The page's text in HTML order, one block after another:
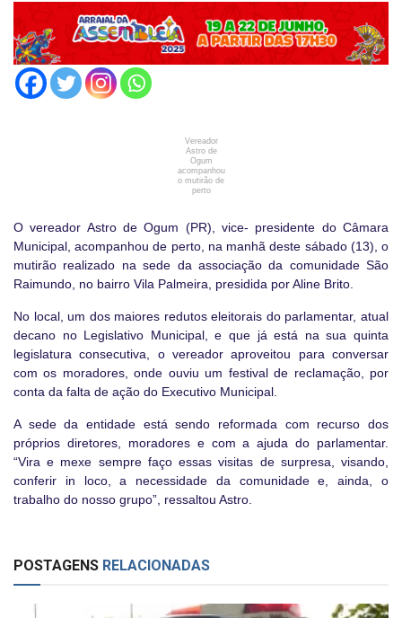
Vereador
Astro de
Ogum
acompanhou
o mutirão de
perto
O vereador Astro de Ogum (PR), vice- presidente do Câmara
Municipal, acompanhou de perto, na manhã deste sábado (13), o
mutirão realizado na sede da associação da comunidade São
Raimundo, no bairro Vila Palmeira, presidida por Aline Brito.
No local, um dos maiores redutos eleitorais do parlamentar, atual
decano no Legislativo Municipal, e que já está na sua quinta
legislatura consecutiva, o vereador aproveitou para conversar
com os moradores, onde ouviu um festival de reclamação, por
conta da falta de ação do Executivo Municipal.
A sede da entidade está sendo reformada com recurso dos
próprios diretores, moradores e com a ajuda do parlamentar.
“Vira e mexe sempre faço essas visitas de surpresa, visando,
conferir in loco, a necessidade da comunidade e, ainda, o
trabalho do nosso grupo”, ressaltou Astro.
POSTAGENS RELACIONADAS